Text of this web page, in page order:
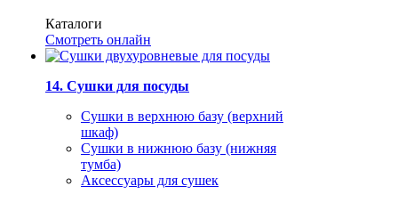
Каталоги
Смотреть онлайн
14. Сушки для посуды
Сушки в верхнюю базу (верхний
шкаф)
Сушки в нижнюю базу (нижняя
тумба)
Аксессуары для сушек